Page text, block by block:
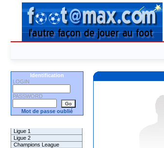
Identification
LOGIN
PASSWORD
Mot de passe oublié
Ligue 1
Ligue 2
Champions League